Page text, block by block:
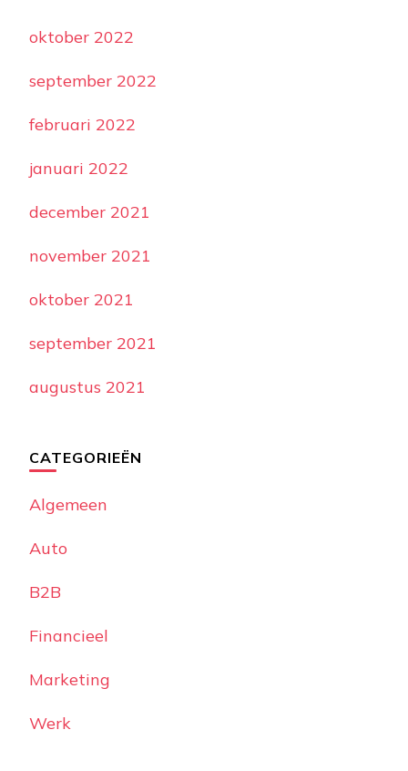
oktober 2022
september 2022
februari 2022
januari 2022
december 2021
november 2021
oktober 2021
september 2021
augustus 2021
CATEGORIEËN
Algemeen
Auto
B2B
Financieel
Marketing
Werk